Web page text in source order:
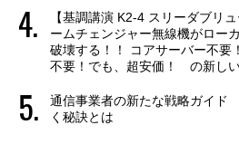
【基調講演 K2-4 スリーダブリ
ームチェンジャー無線機がロー
破壊する！！ コアサーバー不要
不要！でも、超安価！ の新し
通信事業者の新たな戦略ガイド
く秘訣とは